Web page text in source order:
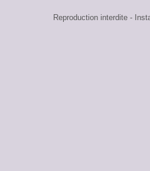
Reproduction interdite -